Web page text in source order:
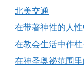
北美交通
在带著神性的人
在教会生活中作
在神圣奥祕范围